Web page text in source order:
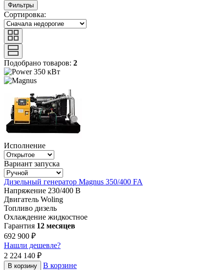
Фильтры
Сортировка:
Подобрано товаров: 2
350 кВт
Исполнение
Вариант запуска
Дизельный генератор Magnus 350/400 FA
Напряжение 230/400 В
Двигатель Woling
Топливо дизель
Охлаждение жидкостное
Гарантия 12 месяцев
692 900 ₽
Нашли дешевле?
2 224 140 ₽
В корзину В корзине